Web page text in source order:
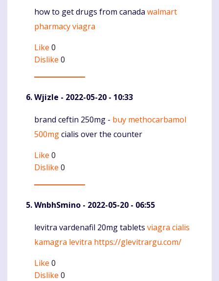
Komentaras
how to get drugs from canada walmart
pharmacy viagra
Like 0
Dislike 0
Wjizle - 2022-05-20 - 10:33
Komentaras
brand ceftin 250mg - buy methocarbamol
500mgcialis over the counter
Like 0
Dislike 0
WnbhSmino - 2022-05-20 - 06:55
Komentaras
levitra vardenafil 20mg tablets viagra cialis
kamagra levitra https://glevitrargu.com/
Like 0
Dislike 0